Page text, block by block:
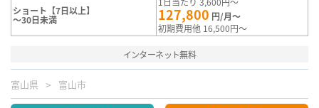
ショート【7日以上】
～30日未満 127,800 円/月～
初期費用他 16,500円～
インターネット無料
富山県 富山市